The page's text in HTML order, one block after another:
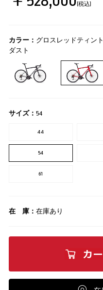
(税込)
カラー： グロスレッドティン
ダスト
サイズ： 54
44
54
61
在 庫： 在庫あり